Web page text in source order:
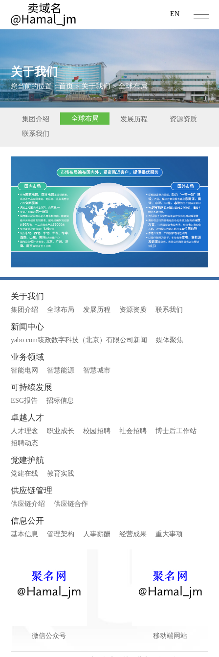
EN
关于我们
您当前的位置：首页>关于我们>全球布局
集团介绍 全球布局 发展历程
资源资质
联系我们
关于我们
集团介绍 全球布局 发展历程 资源资质 联系我们
新闻中心
yabo.com臻政数字科技（北京）有限公司新闻 媒体聚焦
业务领域
智能电网 智慧能源 智慧城市
可持续发展
ESG报告 招标信息
卓越人才
人才理念 职业成长 校园招聘 社会招聘
博士后工作站
招聘动态
党建护航
党建在线 教育实践
供应链管理
供应链介绍 供应链合作
信息公开
基本信息 管理架构 人事薪酬 经营成果 重大事项
微信公众号 移动端网站